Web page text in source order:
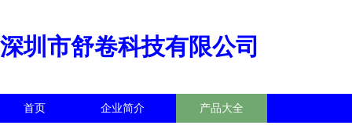
深圳市舒卷科技有限公司
首页 企业简介 产品大全